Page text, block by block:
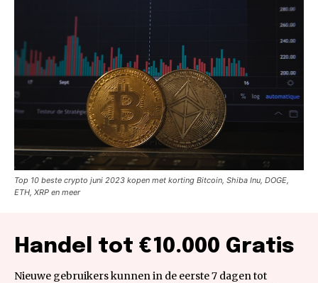
Top 10 beste crypto juni 2023 kopen met korting Bitcoin, Shiba Inu, DOGE,
ETH, XRP en meer
Handel tot €10.000 Gratis
Nieuwe gebruikers kunnen in de eerste 7 dagen tot